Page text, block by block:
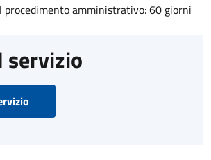
procedimento amministrativo: 60 giorni
servizio